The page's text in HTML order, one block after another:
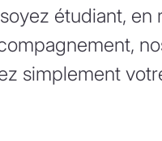
étudiant,
simplement